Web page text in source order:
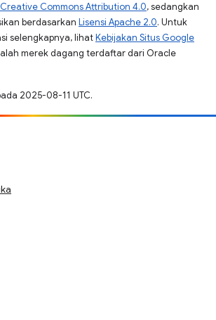
Commons Attribution 4.0, sedangkan
berdasarkan Lisensi Apache 2.0. Untuk
selengkapnya, lihatKebijakan Situs Google
merek dagang terdaftar dari Oracle
2025-08-11 UTC.